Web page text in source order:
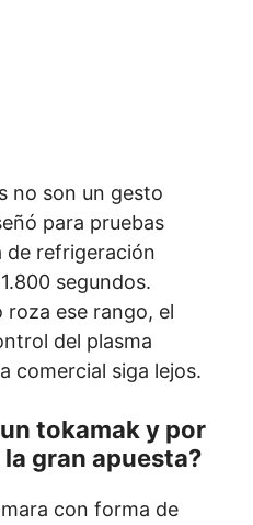
no son un gesto
para pruebas
de refrigeración
segundos.
ese rango, el
del plasma
comercial siga lejos.
tokamak y por
gran apuesta?
con forma de